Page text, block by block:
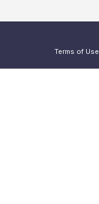
Terms of Use